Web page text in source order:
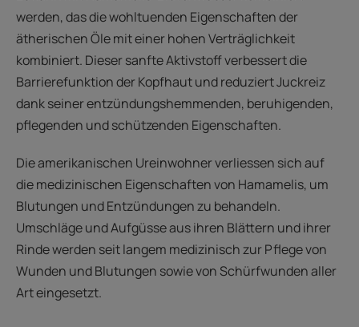
werden, das die wohltuenden Eigenschaften der
ätherischen Öle mit einer hohen Verträglichkeit
kombiniert. Dieser sanfte Aktivstoff verbessert die
Barrierefunktion der Kopfhaut und reduziert Juckreiz
dank seiner entzündungshemmenden, beruhigenden,
pflegenden und schützenden Eigenschaften.
Die amerikanischen Ureinwohner verliessen sich auf
die medizinischen Eigenschaften von Hamamelis, um
Blutungen und Entzündungen zu behandeln.
Umschläge und Aufgüsse aus ihren Blättern und ihrer
Rinde werden seit langem medizinisch zur Pflege von
Wunden und Blutungen sowie von Schürfwunden aller
Art eingesetzt.